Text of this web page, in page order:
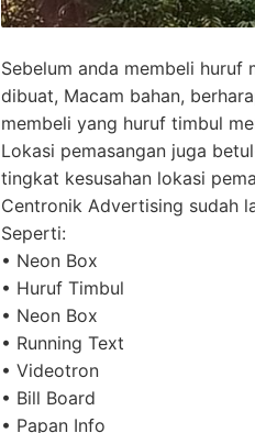
Sebelum anda membeli
dibuat, Macam bahan,
membeli yang huruf timbul
Lokasi pemasangan juga
tingkat kesusahan lokasi
Centronik Advertising sudah
Seperti:
• Neon Box
• Huruf Timbul
• Neon Box
• Running Text
• Videotron
• Bill Board
• Papan Info